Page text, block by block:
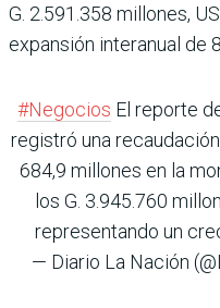
G. 2.591.358 millones,
expansión interanual de
#Negocios El reporte
registró una
684,9 millones en la
los G. 3.945.760
representando un
— Diario La Nación